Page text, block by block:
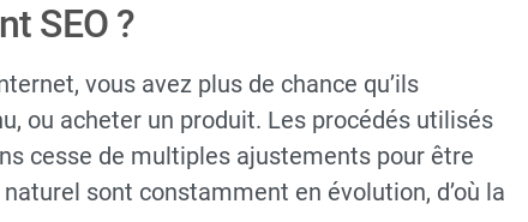
SEO ?
vous avez plus de chance qu’ils
ou acheter un produit. Les procédés utilisés
cesse de multiples ajustements pour être
sont constamment en évolution, d’où la